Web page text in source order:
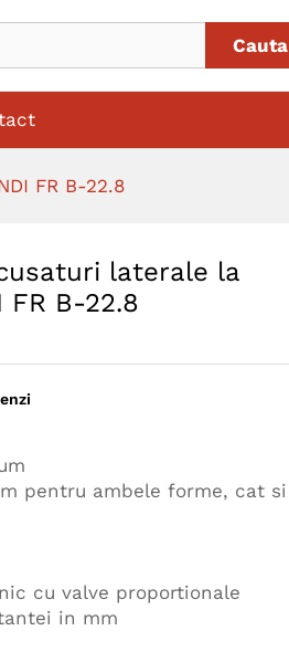
Cauta
FR B-22.8
laterale la
FR B-22.8
pentru ambele forme, cat si
cu valve proportionale
in mm
22.8